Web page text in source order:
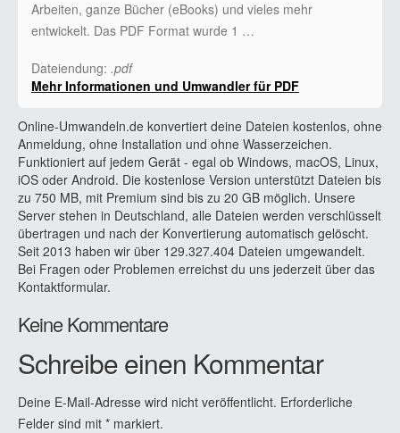
Arbeiten, ganze Bücher (eBooks) und vieles mehr
entwickelt. Das PDF Format wurde 1 …
Dateiendung: .pdf
Mehr Informationen und Umwandler für PDF
Online-Umwandeln.de konvertiert deine Dateien kostenlos, ohne
Anmeldung, ohne Installation und ohne Wasserzeichen.
Funktioniert auf jedem Gerät - egal ob Windows, macOS, Linux,
iOS oder Android. Die kostenlose Version unterstützt Dateien bis
zu 750 MB, mit Premium sind bis zu 20 GB möglich. Unsere
Server stehen in Deutschland, alle Dateien werden verschlüsselt
übertragen und nach der Konvertierung automatisch gelöscht.
Seit 2013 haben wir über 129.327.404 Dateien umgewandelt.
Bei Fragen oder Problemen erreichst du uns jederzeit über das
Kontaktformular.
Keine Kommentare
Schreibe einen Kommentar
Deine E-Mail-Adresse wird nicht veröffentlicht. Erforderliche
Felder sind mit * markiert.